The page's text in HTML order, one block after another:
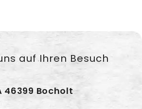
auf Ihren Besuch
46399 Bocholt